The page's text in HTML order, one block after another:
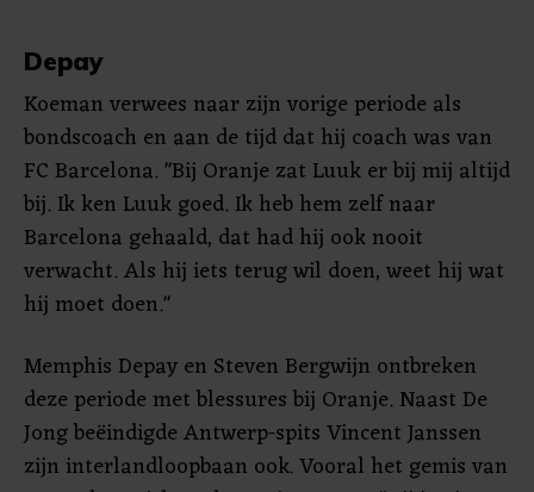
Depay
Koeman verwees naar zijn vorige periode als
bondscoach en aan de tijd dat hij coach was van
FC Barcelona. "Bij Oranje zat Luuk er bij mij altijd
bij. Ik ken Luuk goed. Ik heb hem zelf naar
Barcelona gehaald, dat had hij ook nooit
verwacht. Als hij iets terug wil doen, weet hij wat
hij moet doen."
Memphis Depay en Steven Bergwijn ontbreken
deze periode met blessures bij Oranje. Naast De
Jong beëindigde Antwerp-spits Vincent Janssen
zijn interlandloopbaan ook. Vooral het gemis van